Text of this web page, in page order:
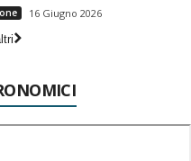
16 Giugno 2026